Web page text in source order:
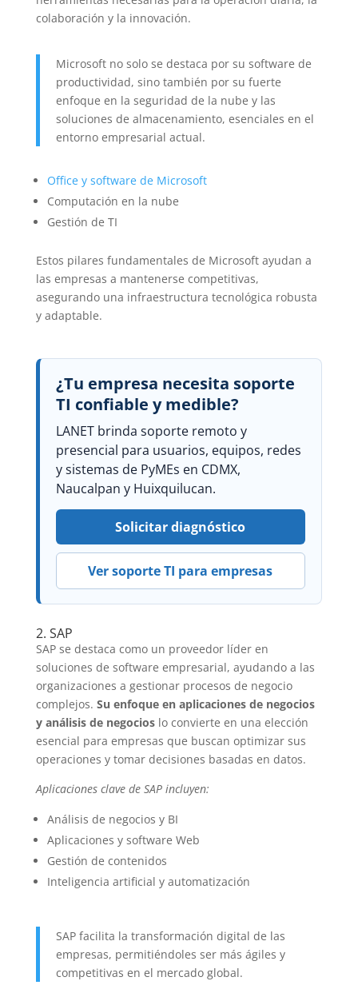
colaboración y la innovación.
Microsoft no solo se destaca por su software de
productividad, sino también por su fuerte
enfoque en la seguridad de la nube y las
soluciones de almacenamiento, esenciales en el
entorno empresarial actual.
Office y software de Microsoft
Computación en la nube
Gestión de TI
Estos pilares fundamentales de Microsoft ayudan a
las empresas a mantenerse competitivas,
asegurando una infraestructura tecnológica robusta
y adaptable.
¿Tu empresa necesita soporte
TI confiable y medible?
LANET brinda soporte remoto y
presencial para usuarios, equipos, redes
y sistemas de PyMEs en CDMX,
Naucalpan y Huixquilucan.
Solicitar diagnóstico
Ver soporte TI para empresas
2. SAP
SAP se destaca como un proveedor líder en
soluciones de software empresarial, ayudando a las
organizaciones a gestionar procesos de negocio
complejos. Su enfoque en aplicaciones de negocios
y análisis de negocioslo convierte en una elección
esencial para empresas que buscan optimizar sus
operaciones y tomar decisiones basadas en datos.
Aplicaciones clave de SAP incluyen:
Análisis de negocios y BI
Aplicaciones y software Web
Gestión de contenidos
Inteligencia artificial y automatización
SAP facilita la transformación digital de las
empresas, permitiéndoles ser más ágiles y
competitivas en el mercado global.